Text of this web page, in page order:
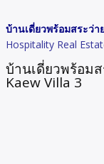
บ้านเดี่ยวพร้อมสระว่า
Hospitality Real
บ้านเดี่ยวพร้อม
Kaew Villa 3